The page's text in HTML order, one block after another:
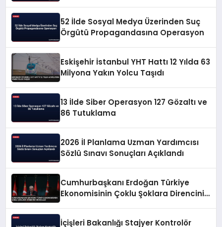
52 İlde Sosyal Medya Üzerinden Suç
Örgütü Propagandasına Operasyon
Eskişehir İstanbul YHT Hattı 12 Yılda 63
Milyona Yakın Yolcu Taşıdı
13 İlde Siber Operasyon 127 Gözaltı ve
86 Tutuklama
2026 İl Planlama Uzman Yardımcısı
Sözlü Sınavı Sonuçları Açıklandı
Cumhurbaşkanı Erdoğan Türkiye
Ekonomisinin Çoklu Şoklara Direncini
İçişleri Bakanlığı Stajyer Kontrolör